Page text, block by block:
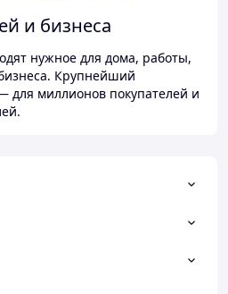
и бизнеса
нужное для дома, работы,
Крупнейший
для миллионов покупателей и